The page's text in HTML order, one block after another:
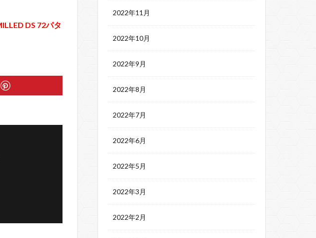
DS 72パタ
2022年11月
2022年10月
2022年9月
2022年8月
2022年7月
2022年6月
2022年5月
2022年3月
2022年2月